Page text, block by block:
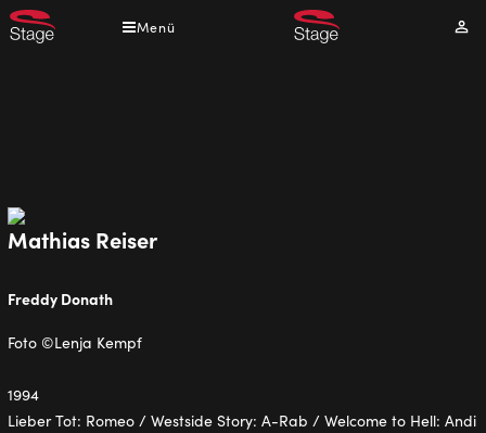
Direkt
zum
Menü
Mathias Reiser
Freddy Donath
Foto ©Lenja Kempf
1994
Lieber Tot: Romeo / Westside Story: A-Rab / Welcome to Hell: Andi